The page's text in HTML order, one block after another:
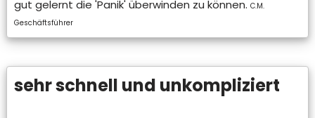
gut gelernt die 'Panik' überwinden zu können. C.M.
Geschäftsführer
sehr schnell und unkompliziert